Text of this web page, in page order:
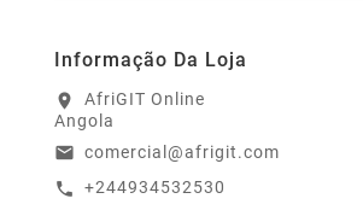
Informação Da Loja
location_on
AfriGIT Online
Angola
email comercial@afrigit.com
call +244934532530